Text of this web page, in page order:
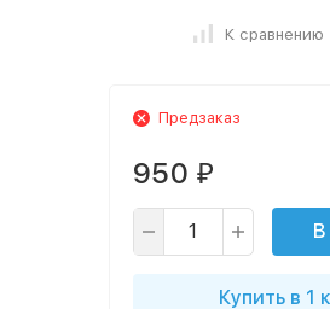
К сравнению
Предзаказ
950 ₽
В
Купить в 1